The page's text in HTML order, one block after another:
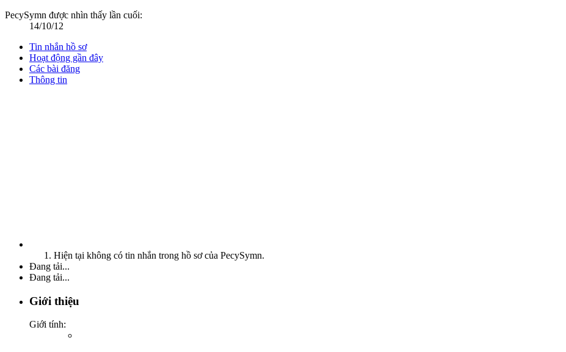
PecySymn được nhìn thấy lần cuối:
14/10/12
Tin nhắn hồ sơ
Hoạt động gần đây
Các bài đăng
Thông tin
Hiện tại không có tin nhắn trong hồ sơ của PecySymn.
Đang tải...
Đang tải...
Giới thiệu
Giới tính: